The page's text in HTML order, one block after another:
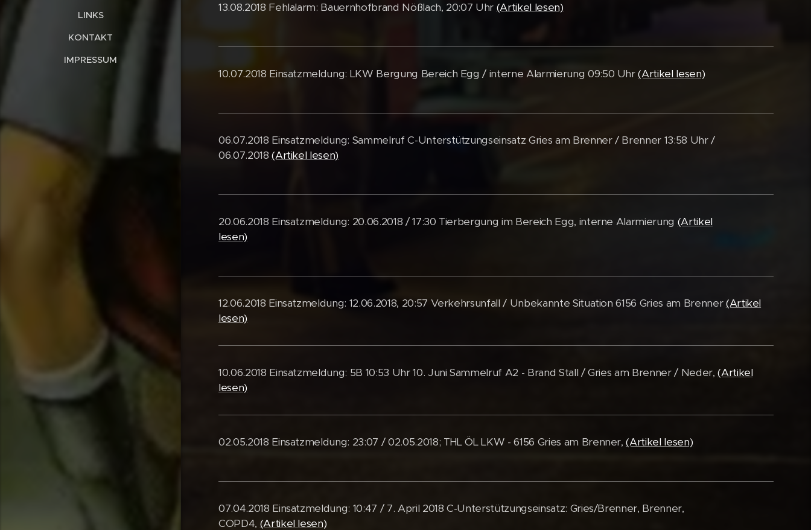
LINKS
KONTAKT
IMPRESSUM
13.08.2018 Fehlalarm: Bauernhofbrand Nößlach, 20:07 Uhr (Artikel lesen)
10.07.2018 Einsatzmeldung: LKW Bergung Bereich Egg / interne Alarmierung 09:50 Uhr(Artikel lesen)
06.07.2018 Einsatzmeldung: Sammelruf C-Unterstützungseinsatz Gries am Brenner / Brenner 13:58 Uhr /
06.07.2018(Artikel lesen)
20.06.2018 Einsatzmeldung: 20.06.2018 / 17:30 Tierbergung im Bereich Egg, interne Alarmierung (Artikel
lesen)
12.06.2018 Einsatzmeldung: 12.06.2018, 20:57 Verkehrsunfall / Unbekannte Situation 6156 Gries am Brenner(Artikel
lesen)
10.06.2018 Einsatzmeldung: 5B 10:53 Uhr 10. Juni Sammelruf A2 - Brand Stall / Gries am Brenner / Neder,(Artikel
lesen)
02.05.2018 Einsatzmeldung: 23:07 / 02.05.2018; THL ÖL LKW - 6156 Gries am Brenner,(Artikel lesen)
07.04.2018 Einsatzmeldung: 10:47 / 7. April 2018 C-Unterstützungseinsatz: Gries/Brenner, Brenner,
COPD4, (Artikel lesen)